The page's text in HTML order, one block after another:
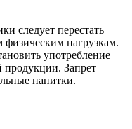
следует перестать
физическим нагрузкам.
употребление
продукции. Запрет
напитки.